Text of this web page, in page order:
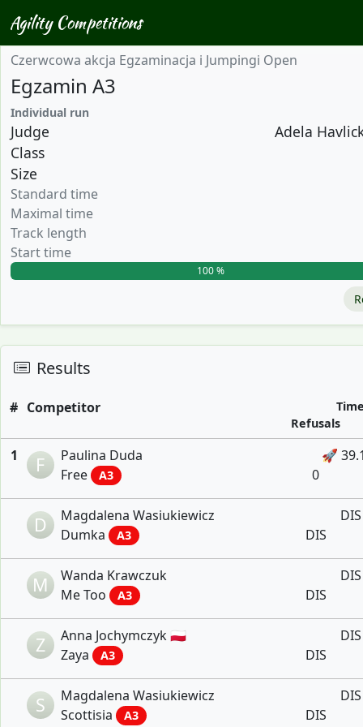
Agility Competitions
Czerwcowa akcja Egzaminacja i Jumpingi Open
Egzamin A3
Individual run
Judge
Adela
Class
Size
Standard time
Maximal time
Track length
Start time
100 %
Results
# Competitor
Refusals
1 F
Paulina Duda
Free
A3
🚀
0
D
Magdalena Wasiukiewicz
Dumka
A3
DIS
DIS
M
Wanda Krawczuk
Me Too
A3
DIS
DIS
Z
Anna Jochymczyk 🇵🇱
Zaya
A3
DIS
DIS
S
Magdalena Wasiukiewicz
Scottisia
A3
DIS
DIS